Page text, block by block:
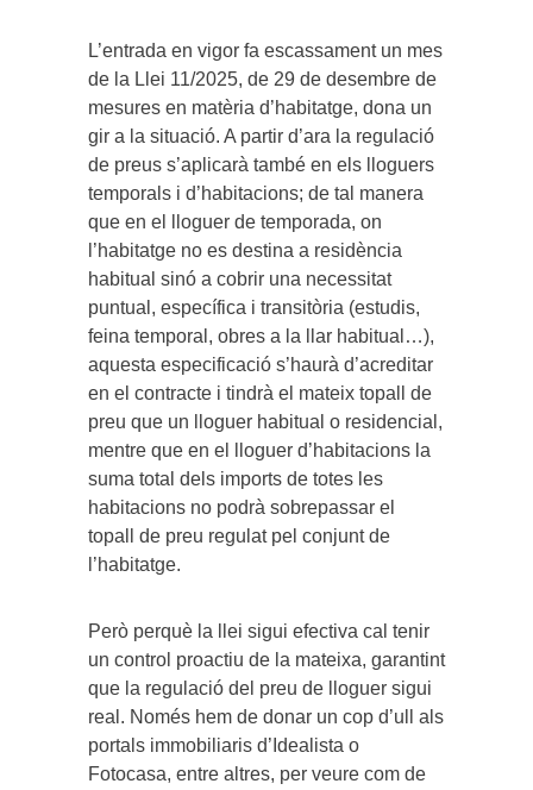
L’entrada en vigor fa escassament un mes
de la Llei 11/2025, de 29 de desembre de
mesures en matèria d’habitatge, dona un
gir a la situació. A partir d’ara la regulació
de preus s’aplicarà també en els lloguers
temporals i d’habitacions; de tal manera
que en el lloguer de temporada, on
l’habitatge no es destina a residència
habitual sinó a cobrir una necessitat
puntual, específica i transitòria (estudis,
feina temporal, obres a la llar habitual…),
aquesta especificació s’haurà d’acreditar
en el contracte i tindrà el mateix topall de
preu que un lloguer habitual o residencial,
mentre que en el lloguer d’habitacions la
suma total dels imports de totes les
habitacions no podrà sobrepassar el
topall de preu regulat pel conjunt de
l’habitatge.
Però perquè la llei sigui efectiva cal tenir
un control proactiu de la mateixa, garantint
que la regulació del preu de lloguer sigui
real. Només hem de donar un cop d’ull als
portals immobiliaris d’Idealista o
Fotocasa, entre altres, per veure com de